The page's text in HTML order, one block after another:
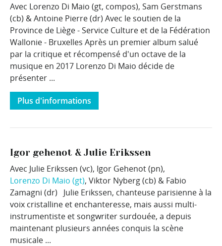
Avec Lorenzo Di Maio (gt, compos), Sam Gerstmans
(cb) & Antoine Pierre (dr) Avec le soutien de la
Province de Liège - Service Culture et de la Fédération
Wallonie - Bruxelles Après un premier album salué
par la critique et récompensé d'un octave de la
musique en 2017 Lorenzo Di Maio décide de
présenter ...
Plus d'informations
Igor gehenot & Julie Erikssen
Avec Julie Erikssen (vc), Igor Gehenot (pn),
Lorenzo Di Maio (gt), Viktor Nyberg (cb) & Fabio
Zamagni (dr) Julie Erikssen, chanteuse parisienne à la
voix cristalline et enchanteresse, mais aussi multi-
instrumentiste et songwriter surdouée, a depuis
maintenant plusieurs années conquis la scène
musicale ...